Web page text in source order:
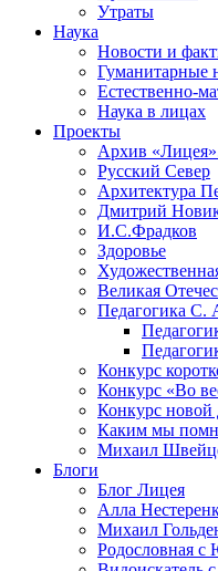
Утраты
Наука
Новости и
Гуманитарные
Естественно-
Наука в лицах
Проекты
Архив
Русский Север
Архитектура
Дмитрий
И.С.Фрадков
Здоровье
Великая
Педагогика С.
Конкурс
Конкурс «Во
Конкурс новой
Каким мы
Михаил
Блоги
Блог Лицея
Алла
Михаил
Родословная